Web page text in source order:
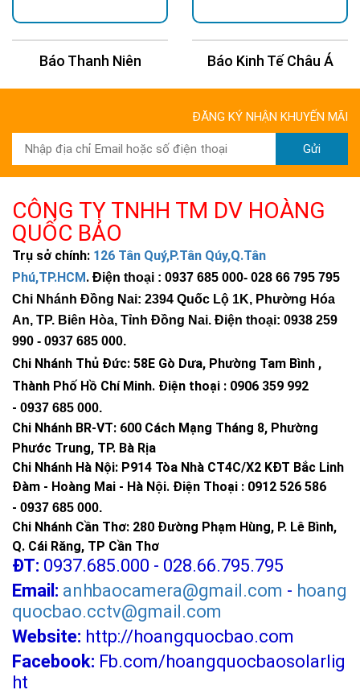
Báo Thanh Niên Báo Kinh Tế Châu Á
ĐĂNG KÝ NHẬN KHUYẾN MÃI
Gửi
CÔNG TY TNHH TM DV HOÀNG
QUỐC BẢO
Trụ sở chính: 126 Tân Quý,P.Tân Qúy,Q.Tân
Phú,TP.HCM . Điện thoại : 0937 685 000- 028 66 795 795
Chi Nhánh Đồng Nai: 2394 Quốc Lộ 1K, Phường Hóa
An, TP. Biên Hòa, Tỉnh Đồng Nai. Điện thoại: 0938 259
990 - 0937 685 000.
Chi Nhánh Thủ Đức: 58E Gò Dưa, Phường Tam Bình ,
Thành Phố Hồ Chí Minh. Điện thoại : 0906 359 992
- 0937 685 000.
Chi Nhánh BR-VT: 600 Cách Mạng Tháng 8, Phường
Phước Trung, TP. Bà Rịa
Chi Nhánh Hà Nội: P914 Tòa Nhà CT4C/X2 KĐT Bắc Linh
Đàm - Hoàng Mai - Hà Nội. Điện Thoại : 0912 526 586
- 0937 685 000.
Chi Nhánh Cần Thơ: 280 Đường Phạm Hùng, P. Lê Bình,
Q. Cái Răng, TP Cần Thơ
ĐT: 0937.685.000 - 028.66.795.795
Email: anhbaocamera@gmail.com - hoang
quocbao.cctv@gmail.com
Website: http://hoangquocbao.com
Facebook: Fb.com/hoangquocbaosolarlig
ht